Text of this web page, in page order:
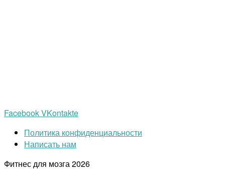
FacebookVKontakte
Политика конфиденциальности
Написать нам
Фитнес для мозга2026